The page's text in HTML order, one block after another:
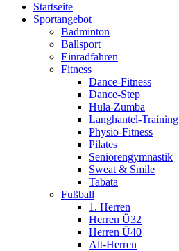
Startseite
Sportangebot
Badminton
Ballsport
Einradfahren
Fitness
Dance-Fitness
Dance-Step
Hula-Zumba
Langhantel-Training
Physio-Fitness
Pilates
Seniorengymnastik
Sweat & Smile
Tabata
Fußball
1. Herren
Herren Ü32
Herren Ü40
Alt-Herren